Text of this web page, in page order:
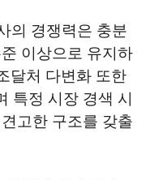
의 경쟁력은 충분
이상으로 유지하
달처 다변화 또한
특정 시장 경색 시
고한 구조를 갖출